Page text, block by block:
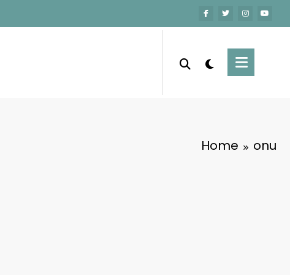
Home onu